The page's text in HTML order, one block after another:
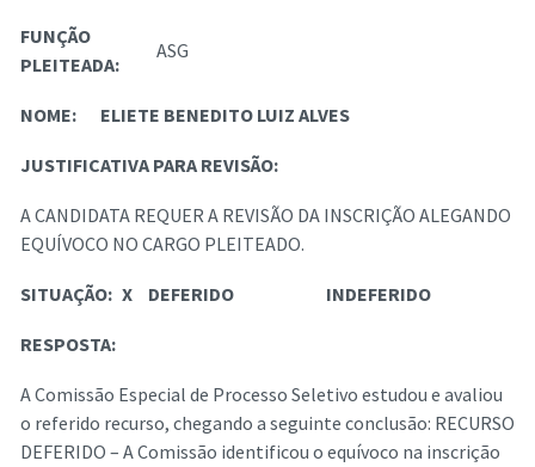
FUNÇÃO
PLEITEADA:
ASG
NOME: ELIETE BENEDITO LUIZ ALVES
JUSTIFICATIVA PARA REVISÃO:
A CANDIDATA REQUER A REVISÃO DA INSCRIÇÃO ALEGANDO
EQUÍVOCO NO CARGO PLEITEADO.
SITUAÇÃO: X DEFERIDO INDEFERIDO
RESPOSTA:
A Comissão Especial de Processo Seletivo estudou e avaliou
o referido recurso, chegando a seguinte conclusão: RECURSO
DEFERIDO – A Comissão identificou o equívoco na inscrição